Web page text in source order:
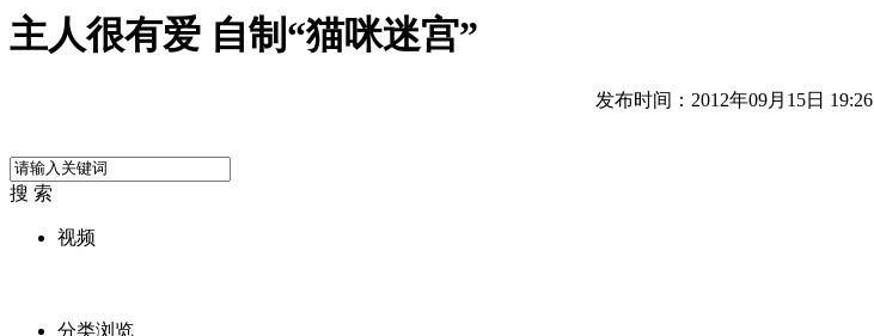
主人很有爱 自制“猫咪迷宫”
发布时间：2012年09月15日 19:26
搜 索
视频
分类浏览